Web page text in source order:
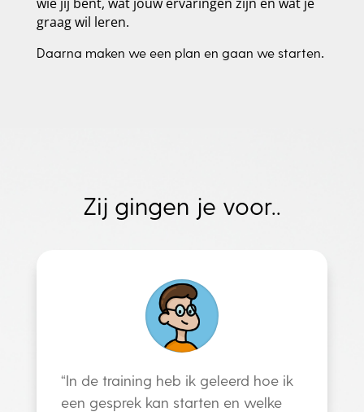
graag wil leren.
Daarna maken we een plan en gaan we starten.
Zij gingen je voor..
“In de training heb ik geleerd hoe ik
een gesprek kan starten en welke